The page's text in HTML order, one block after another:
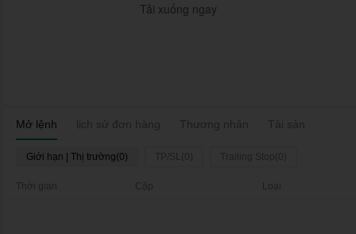
Mở lệnh lịch sử đơn hàng Thương nhân Tài sản
Giới hạn | Thị trường(0) TP/SL(0) Trailing Stop(0)
Thời gian Cặp Loại
Tải xuống ngay